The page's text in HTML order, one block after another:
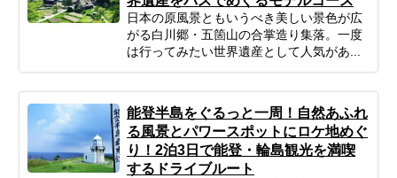
日本の原風景ともいうべき美しい景色が広
がる白川郷・五箇山の合掌造り集落。一度
は行ってみたい世界遺産として人気があ...
能登半島をぐるっと一周！自然あふれ
る風景とパワースポットにロケ地めぐ
り！2泊3日で能登・輪島観光を満喫
するドライブルート